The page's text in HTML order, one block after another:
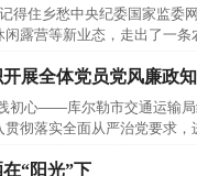
得住乡愁中央纪委国家监
露营等新业态，走出了一
展全体党员党风廉政
初心——库尔勒市交通运输
落实全面从严治党要求，
“阳光”下